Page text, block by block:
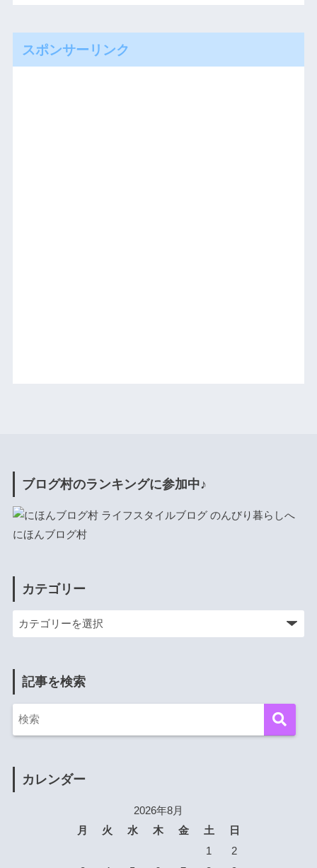
スポンサーリンク
ブログ村のランキングに参加中♪
にほんブログ村
カテゴリー
記事を検索
カレンダー
2026年8月
月
火 水 木 金 土
日
1
2